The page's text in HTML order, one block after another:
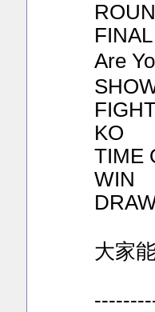
Are
KO
TIME
WIN
大家